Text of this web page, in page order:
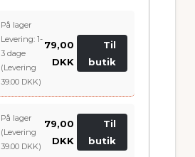
På lager
Levering: 1-
3 dage
(Levering
39.00 DKK)
79,00
DKK
Til
butik
På lager
(Levering
39.00 DKK)
79,00
DKK
Til
butik